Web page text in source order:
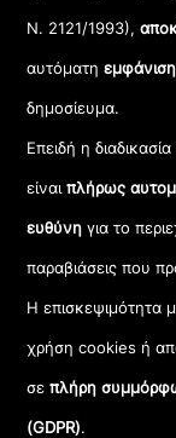
Ν. 2121/1993),
αυτόματη
δημοσίευμα.
Επειδή η
είναιπλήρως
ευθύνη για το
παραβιάσεις που
Η επισκεψιμότητα
χρήση cookies ή
σεπλήρη
(GDPR).